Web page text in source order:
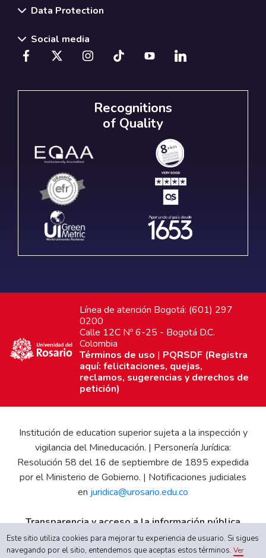
Data Protection
Social media
Recognitions
of Quality
Línea de atención Bogotá: (601) 297
0200
Calle 12C Nº 6-25 - Bogotá D.C.
Colombia
Términos de uso | PQRSDF (Registra
aquí: felicitaciones, quejas,
reclamos, sugerencias y derechos de
petición)
Institución de education superior sujeta a la inspección y
vigilancia del Mineducación. | Personería Jurídica:
Resolución 58 del 16 de septiembre de 1895 expedida
por el Ministerio de Gobierno. | Notificaciones judiciales
en juridica@urosario.edu.co
Transparencia y acceso a la información pública
Gobierno Universitario|Proyecto Educativo Institucional
|Informe de Gestión|Boletín Estadístico|Régimen
Este sitio utiliza cookies para mejorar tu experiencia de usuario. Si sigues
navegando por el sitio, entendemos que aceptas estos términos.Ver